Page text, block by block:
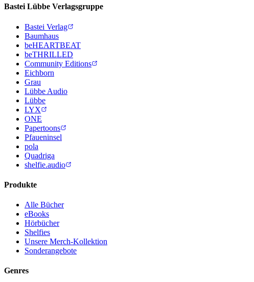
Bastei Lübbe Verlagsgruppe
Bastei Verlag
Baumhaus
beHEARTBEAT
beTHRILLED
Community Editions
Eichborn
Grau
Lübbe Audio
Lübbe
LYX
ONE
Papertoons
Pfaueninsel
pola
Quadriga
shelfie.audio
Produkte
Alle Bücher
eBooks
Hörbücher
Shelfies
Unsere Merch-Kollektion
Sonderangebote
Genres